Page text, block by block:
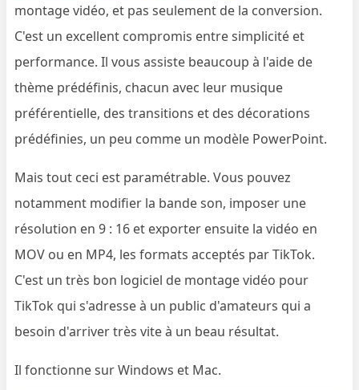
montage vidéo, et pas seulement de la conversion.
C'est un excellent compromis entre simplicité et
performance. Il vous assiste beaucoup à l'aide de
thème prédéfinis, chacun avec leur musique
préférentielle, des transitions et des décorations
prédéfinies, un peu comme un modèle PowerPoint.
Mais tout ceci est paramétrable. Vous pouvez
notamment modifier la bande son, imposer une
résolution en 9 : 16 et exporter ensuite la vidéo en
MOV ou en MP4, les formats acceptés par TikTok.
C'est un très bon logiciel de montage vidéo pour
TikTok qui s'adresse à un public d'amateurs qui a
besoin d'arriver très vite à un beau résultat.
Il fonctionne sur Windows et Mac.